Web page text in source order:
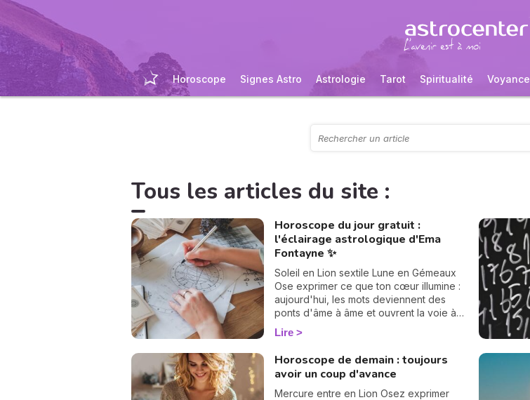
Horoscope Signes Astro Astrologie Tarot Spiritualité Voyance
Tous les articles du site :
Horoscope du jour gratuit :
l'éclairage astrologique d'Ema
Fontayne ✨
Soleil en Lion sextile Lune en Gémeaux
Ose exprimer ce que ton cœur illumine :
aujourd'hui, les mots deviennent des
ponts d'âme à âme et ouvrent la voie à
des élans sincères.
Lire
Horoscope de demain : toujours
avoir un coup d'avance
Mercure entre en Lion Osez exprimer